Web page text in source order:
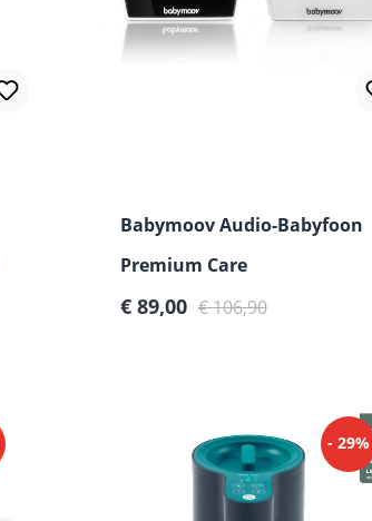
Babymoov Audio-Babyfoon
Premium Care
Verkoopprijs:
€ 89,00 Normale prijs:
€ 106,90
- 29%